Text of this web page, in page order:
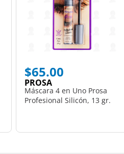
$65.00
PROSA
Máscara 4 en Uno Prosa
Profesional Silicón, 13 gr.